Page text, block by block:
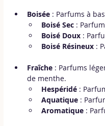
Boisée : Parfums à
Boisé Sec :
Boisé Doux :
Boisé Résineux :
Fraîche : Parfums
de menthe.
Hespéridé :
Aquatique :
Aromatique :